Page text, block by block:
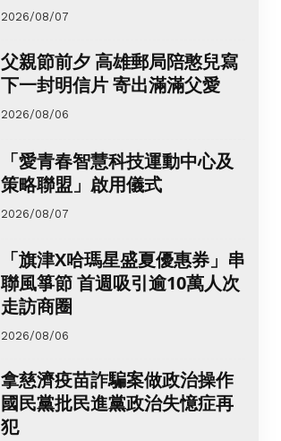
2026/08/07
父親節前夕 高雄郵局陪憨兒寫
下一封明信片 寄出滿滿父愛
2026/08/06
「愛青春智慧科技運動中心及
策略聯盟」啟用儀式
2026/08/07
「旗津X哈瑪星盛夏優惠券」串
聯風箏節 首週吸引逾10萬人次
走訪商圈
2026/08/06
拿慈濟疫苗詐騙案做政治操作
國民黨批民進黨政治失憶症再
犯